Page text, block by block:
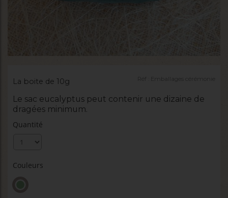
La boite de 10g
Le sac eucalyptus peut contenir une dizaine de
dragées minimum.
Quantité
Couleurs